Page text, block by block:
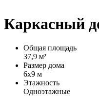
Каркасный
Общая площадь
37,9 м²
Размер дома
6х9 м
Этажность
Одноэтажные